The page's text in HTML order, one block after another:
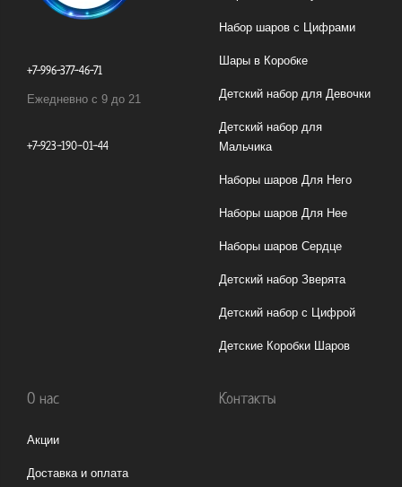
+7-996-377-46-71
Ежедневно с 9 до 21
+7-923-190-01-44
Набор шаров с Цифрами
Шары в Коробке
Детский набор для Девочки
Детский набор для
Мальчика
Наборы шаров Для Него
Наборы шаров Для Нее
Наборы шаров Сердце
Детский набор Зверята
Детский набор с Цифрой
Детские Коробки Шаров
О нас
Акции
Доставка и оплата
Контакты